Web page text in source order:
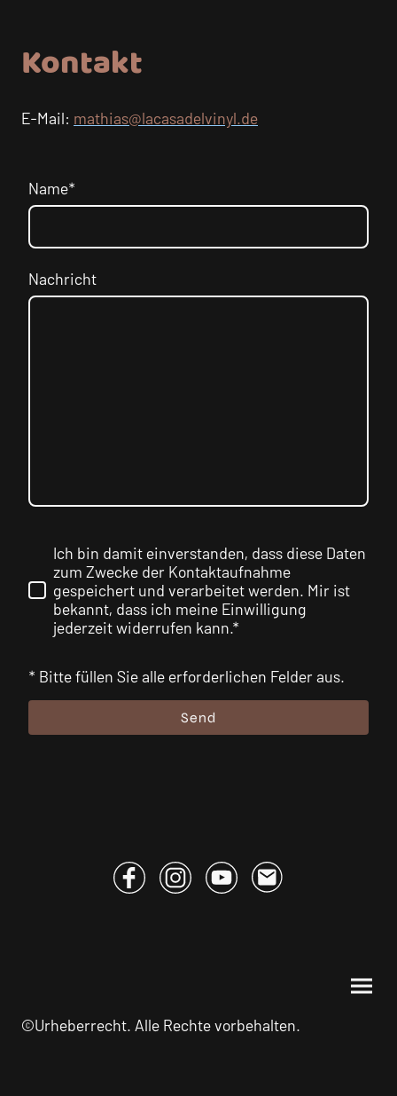
Kontakt
E-Mail: mathias@lacasadelvinyl.de
Name*
Nachricht
Ich bin damit einverstanden, dass diese Daten
zum Zwecke der Kontaktaufnahme
gespeichert und verarbeitet werden. Mir ist
bekannt, dass ich meine Einwilligung
jederzeit widerrufen kann.*
* Bitte füllen Sie alle erforderlichen Felder aus.
Send
©Urheberrecht. Alle Rechte vorbehalten.